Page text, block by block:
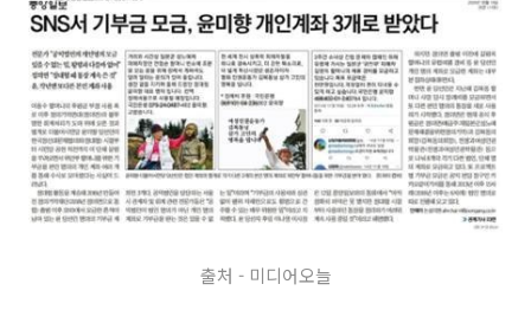
출처 - 미디어오늘